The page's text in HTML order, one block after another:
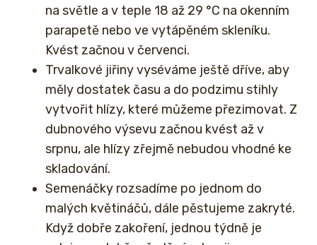
na světle a v teple 18 až 29 °C na okenním
parapetě nebo ve vytápěném skleníku.
Kvést začnou v červenci.
Trvalkové jiřiny vyséváme ještě dříve, aby
měly dostatek času a do podzimu stihly
vytvořit hlízy, které můžeme přezimovat. Z
dubnového výsevu začnou kvést až v
srpnu, ale hlízy zřejmě nebudou vhodné ke
skladování.
Semenáčky rozsadíme po jednom do
malých květináčů, dále pěstujeme zakryté.
Když dobře zakoření, jednou týdně je